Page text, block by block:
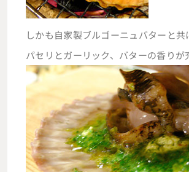
しかも自家製ブルゴーニュバターと共
パセリとガーリック、バターの香りが